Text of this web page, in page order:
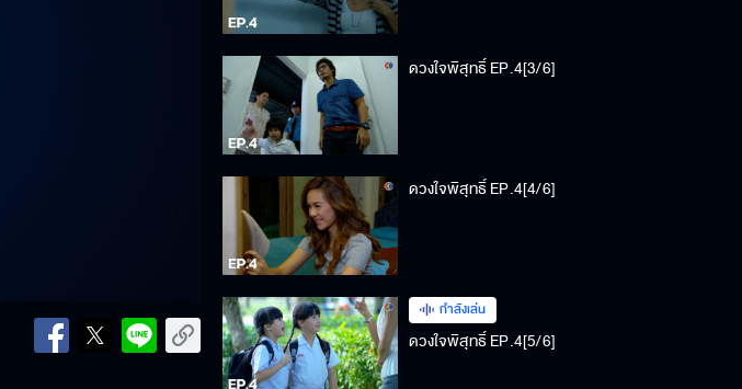
ดวงใจพิสุทธิ์ EP.4[3/6]
ดวงใจพิสุทธิ์ EP.4[4/6]
กำลังเล่น
ดวงใจพิสุทธิ์ EP.4[5/6]